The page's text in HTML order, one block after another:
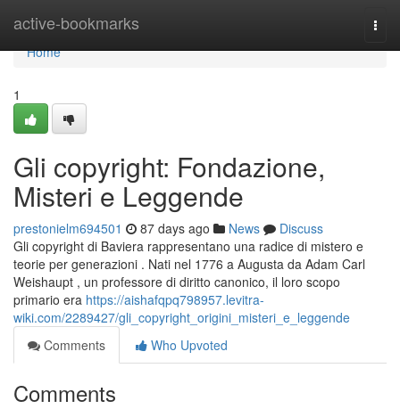
active-bookmarks
Home
Home
1
Gli copyright: Fondazione,
Misteri e Leggende
prestonielm694501 87 days ago News
Discuss
Gli copyright di Baviera rappresentano una radice di mistero e
teorie per generazioni . Nati nel 1776 a Augusta da Adam Carl
Weishaupt , un professore di diritto canonico, il loro scopo
primario era https://aishafqpq798957.levitra-
wiki.com/2289427/gli_copyright_origini_misteri_e_leggende
Comments
Who Upvoted
Comments